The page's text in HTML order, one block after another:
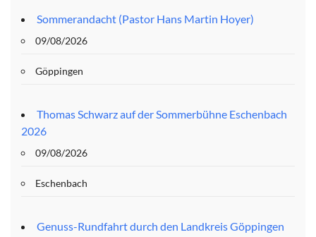
Sommerandacht (Pastor Hans Martin Hoyer)
09/08/2026
Göppingen
Thomas Schwarz auf der Sommerbühne Eschenbach
2026
09/08/2026
Eschenbach
Genuss-Rundfahrt durch den Landkreis Göppingen